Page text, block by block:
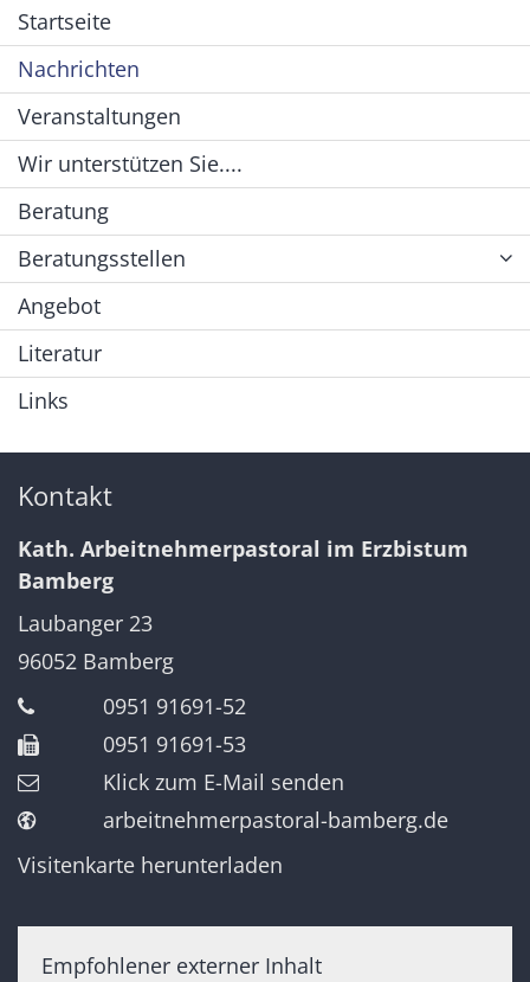
Startseite
Nachrichten
Veranstaltungen
Wir unterstützen Sie....
Beratung
Beratungsstellen
Angebot
Literatur
Links
Kontakt
Kath. Arbeitnehmerpastoral im Erzbistum
Bamberg
Laubanger 23
96052 Bamberg
0951 91691-52
0951 91691-53
Klick zum E-Mail senden
arbeitnehmerpastoral-bamberg.de
Visitenkarte herunterladen
Empfohlener externer Inhalt